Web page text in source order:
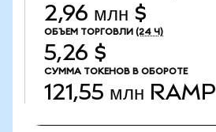
2,96 млн $
ОБЪЕМ ТОРГОВЛИ (24 Ч)
5,26 $
СУММА ТОКЕНОВ В ОБОРОТЕ
121,55 млн RAMP